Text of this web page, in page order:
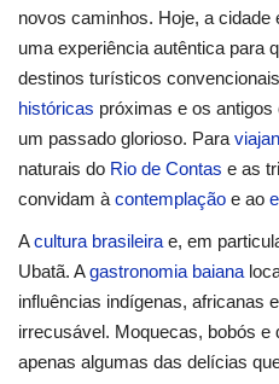
novos caminhos. Hoje, a
uma experiência autêntica para
destinos turísticos
históricas próximas e os
um passado glorioso. Para
naturais do Rio de Contas e as
convidam àcontemplação e ao
Acultura brasileirae, em
Ubatã. Agastronomia baiana
influências indígenas, africanas
irrecusável. Moquecas, bobós
apenas algumas das delícias